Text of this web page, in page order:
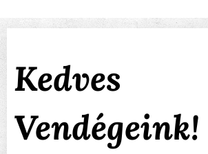
Kedves
Vendégeink!